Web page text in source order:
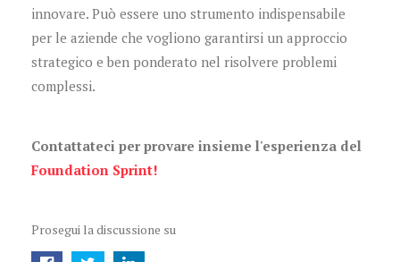
innovare. Può essere uno strumento indispensabile
per le aziende che vogliono garantirsi un approccio
strategico e ben ponderato nel risolvere problemi
complessi.
Contattateci per provare insieme l'esperienza del
Foundation Sprint!
Prosegui la discussione su